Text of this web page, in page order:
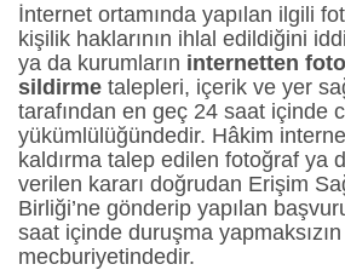
İnternet ortamında yapılan ilgili
kişilik haklarının ihlal edildiğini
ya da kurumların internetten
sildirme talepleri, içerik ve yer
tarafından en geç 24 saat içinde
yükümlülüğündedir. Hâkim
kaldırma talep edilen fotoğraf ya
verilen kararı doğrudan Erişim
Birliği’ne gönderip yapılan
saat içinde duruşma
mecburiyetindedir.